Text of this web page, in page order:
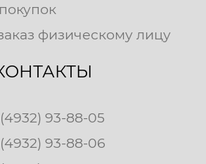
физическому лицу
93-88-05
93-88-06